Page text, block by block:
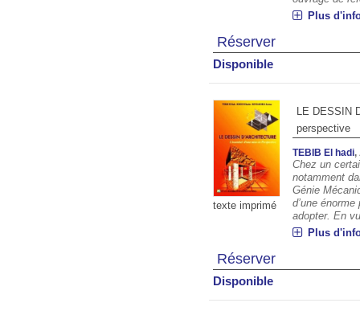
Plus
Réserver
Disponible
texte imprimé
LE DESSIN
perspective
TEBIB El hadi,
Chez un
notamment
Génie
d’une
adopter. En
Plus
Réserver
Disponible